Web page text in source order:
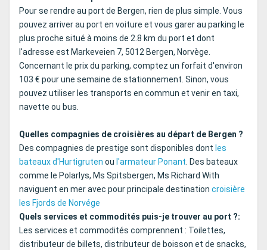
Pour se rendre au port de Bergen, rien de plus simple. Vous
pouvez arriver au port en voiture et vous garer au parking le
plus proche situé à moins de 2.8 km du port et dont
l'adresse est Markeveien 7, 5012 Bergen, Norvège.
Concernant le prix du parking, comptez un forfait d'environ
103 € pour une semaine de stationnement. Sinon, vous
pouvez utiliser les transports en commun et venir en taxi,
navette ou bus.
Quelles compagnies de croisières au départ de Bergen ?
Des compagnies de prestige sont disponibles dont les
bateaux d'Hurtigruten ou l'armateur Ponant . Des bateaux
comme le Polarlys, Ms Spitsbergen, Ms Richard With
naviguent en mer avec pour principale destination croisière
les Fjords de Norvége
Quels services et commodités puis-je trouver au port ?:
Les services et commodités comprennent : Toilettes,
distributeur de billets, distributeur de boisson et de snacks,